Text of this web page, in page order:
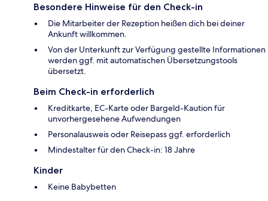
Besondere Hinweise für den Check-in
Die Mitarbeiter der Rezeption heißen dich bei deiner
Ankunft willkommen.
Von der Unterkunft zur Verfügung gestellte Informationen
werden ggf. mit automatischen Übersetzungstools
übersetzt.
Beim Check-in erforderlich
Kreditkarte, EC-Karte oder Bargeld-Kaution für
unvorhergesehene Aufwendungen
Personalausweis oder Reisepass ggf. erforderlich
Mindestalter für den Check-in: 18 Jahre
Kinder
Keine Babybetten